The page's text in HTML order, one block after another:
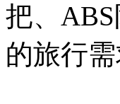
把、
的旅行需